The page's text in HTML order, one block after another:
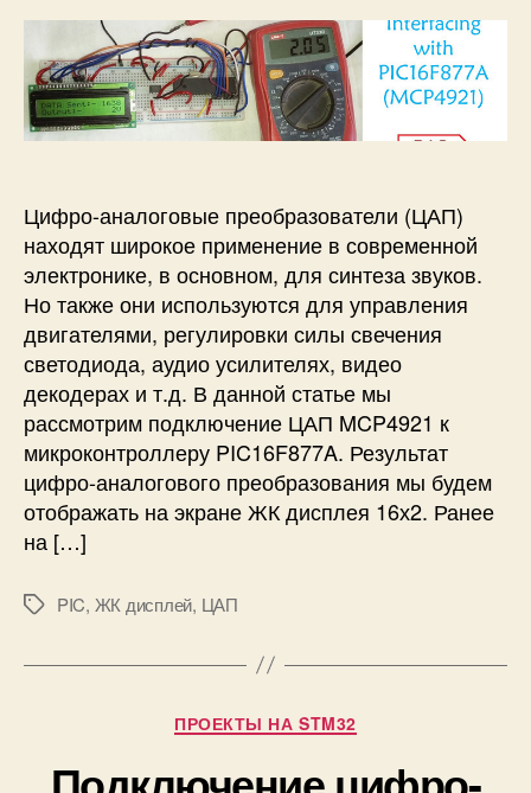
з
а
п
и
з
а
п
и
с
и
п
и
с
и
П
к
л
ю
ч
е
н
и
е
Ц
А
П
M
C
и
р
Цифро-аналоговые преобразователи (ЦАП)
находят широкое применение в современной
электронике, в основном, для синтеза звуков.
Но также они используются для управления
двигателями, регулировки силы свечения
светодиода, аудио усилителях, видео
декодерах и т.д. В данной статье мы
рассмотрим подключение ЦАП MCP4921 к
микроконтроллеру PIC16F877A. Результат
цифро-аналогового преобразования мы будем
отображать на экране ЖК дисплея 16х2. Ранее
на […]
М
PIC, ЖК дисплей, ЦАП
Р
у
б
ПРОЕКТЫ НА STM32